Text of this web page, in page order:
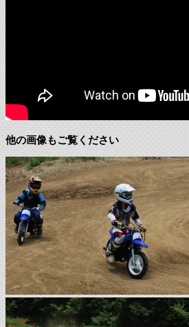
他の画像もご覧ください